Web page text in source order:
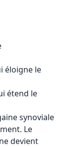
éloigne le
étend le
synoviale
Le
devient